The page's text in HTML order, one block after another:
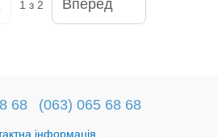
1 з 2 Вперед
68 (063) 065 68 68
інформація